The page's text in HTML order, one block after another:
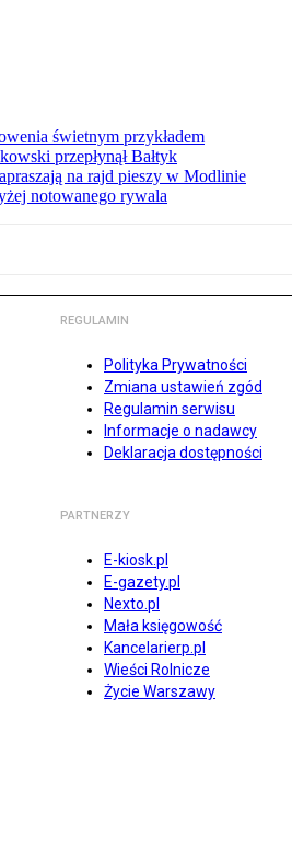
świetnym przykładem
przepłynął Bałtyk
na rajd pieszy w Modlinie
notowanego rywala
REGULAMIN
Polityka Prywatności
Zmiana ustawień zgód
Regulamin serwisu
Informacje o nadawcy
Deklaracja dostępności
PARTNERZY
E-kiosk.pl
E-gazety.pl
Nexto.pl
Mała księgowość
Kancelarierp.pl
Wieści Rolnicze
Życie Warszawy